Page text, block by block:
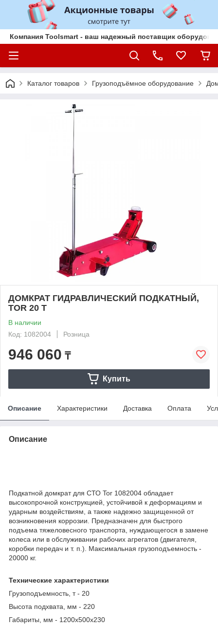
Компания Toolsmart - ваш надежный поставщик
Каталог товаров Грузоподъёмное оборудование
ДОМКРАТ ГИДРАВЛИЧЕСКИЙ ПОДКАТНЫЙ,
TOR 20 Т
В наличии
Код: 1082004
Розница
946 060 ₸
Купить
Описание Характеристики Доставка Оплата
Описание
Подкатной домкрат для СТО Tor 1082004 обладает
высокопрочной конструкцией, устойчивой к деформациям и
ударным воздействиям, а также надежно защищенной от
возникновения коррозии. Предназначен для быстрого
подъема тяжеловесного транспорта, нуждающегося в замене
колеса или в обслуживании рабочих агрегатов (двигателя,
коробки передач и т. п.). Максимальная грузоподъемность -
20000 кг.
Технические характеристики
Грузоподъемность, т - 20
Высота подхвата, мм - 220
Габариты, мм - 1200х500х230